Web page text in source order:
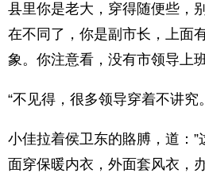
县里你是老大，穿得随便些，
在不同了，你是副市长，上面
象。你注意看，没有市领导上
“不见得，很多领导穿着不讲究
小佳拉着侯卫东的賂膊，道：”
面穿保暖内衣，外面套风衣，